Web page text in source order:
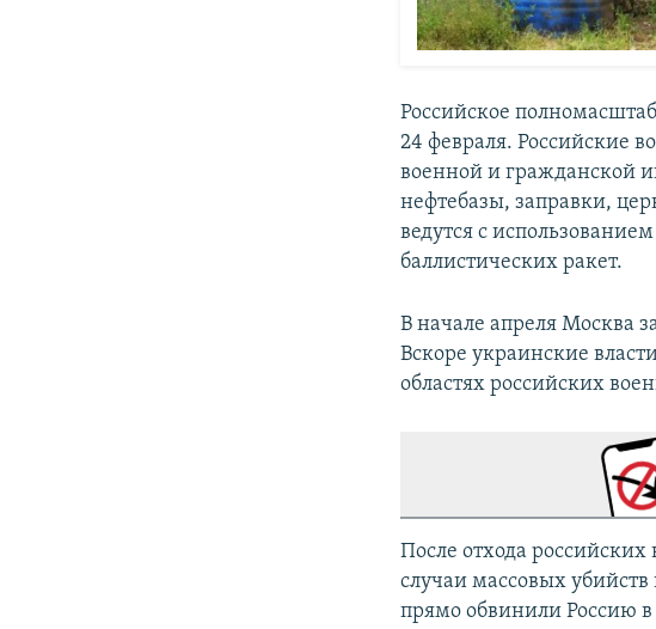
Российское
24 февраля. Российские
военной и гражданской
нефтебазы, заправки,
ведутся с
баллистических ракет.
В начале апреля Москва
Вскоре украинские
областях российских
После отхода
случаи массовых
прямо обвинили Россию